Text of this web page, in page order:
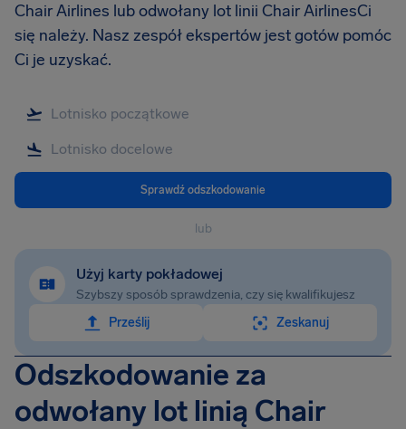
Chair Airlines lub odwołany lot linii Chair AirlinesCi
się należy. Nasz zespół ekspertów jest gotów pomóc
Ci je uzyskać.
Sprawdź odszkodowanie
lub
Użyj karty pokładowej
Szybszy sposób sprawdzenia, czy się kwalifikujesz
Prześlij
Zeskanuj
Odszkodowanie za
odwołany lot linią Chair